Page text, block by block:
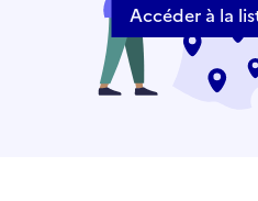
Accéder à la